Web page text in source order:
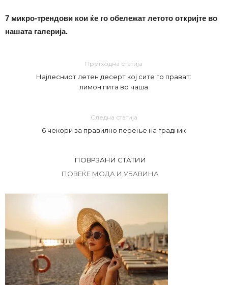
7 микро-трендови кои ќе го обележат летото откријте во
нашата галерија.
Претходна статија
Најлесниот летен десерт кој сите го прават:
лимон пита во чаша
Следна статија
6 чекори за правилно перење на градник
ПОВРЗАНИ СТАТИИ
ПОВЕЌЕ МОДА И УБАВИНА